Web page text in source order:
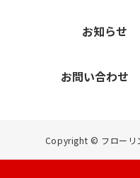
お知らせ
お問い合わせ
Copyright © フローリ